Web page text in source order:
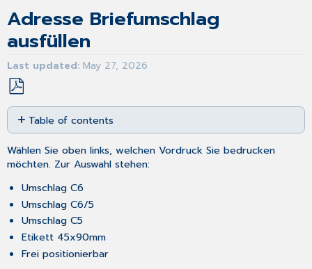
Adresse Briefumschlag
ausfüllen
Last updated May 27, 2026
Save
as
PDF
Table of contents
Absender:
Wählen Sie oben links, welchen Vordruck Sie bedrucken
möchten. Zur Auswahl stehen:
Umschlag C6
Umschlag C6/5
Umschlag C5
Etikett 45x90mm
Frei positionierbar